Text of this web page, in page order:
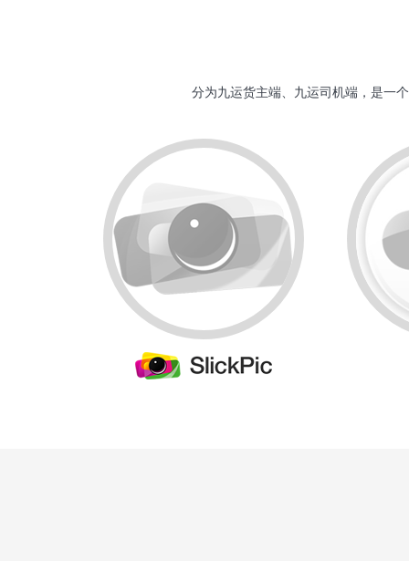
分为九运货主端、九运司机端，是一